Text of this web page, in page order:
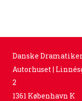
Danske
Autorhuset |
2
1361 København K